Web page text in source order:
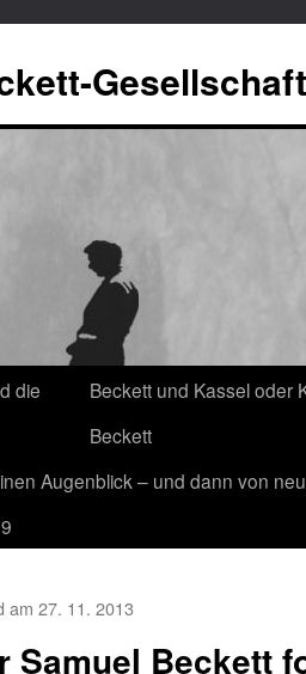
Gesellschaft
die
Beckett und Kassel oder
Beckett
Augenblick – und dann von
am 27. 11. 2013
Samuel Beckett